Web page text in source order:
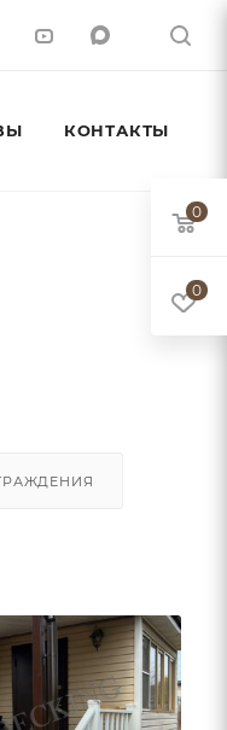
КОНТАКТЫ
0
0